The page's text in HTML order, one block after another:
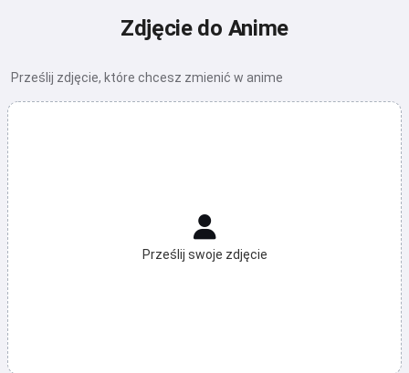
Zdjęcie do Anime
Prześlij zdjęcie, które chcesz zmienić w anime
Prześlij swoje zdjęcie